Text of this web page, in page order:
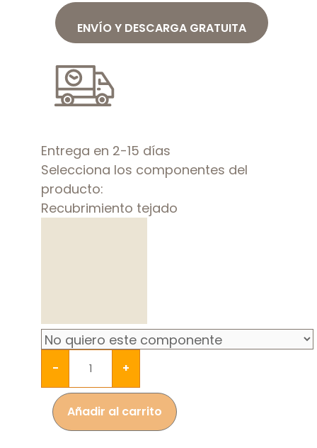
ENVÍO Y DESCARGA GRATUITA
Entrega en 2-15 días
Selecciona los componentes del
producto:
Recubrimiento tejado
- +
Añadir al carrito